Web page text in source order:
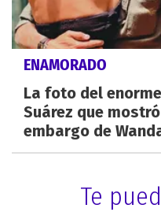
ENAMORADO
La foto del
Suárez que
embargo de
Te